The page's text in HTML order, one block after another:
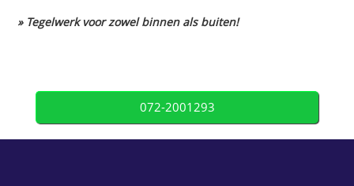
» Tegelwerk voor zowel binnen als buiten!
072-2001293